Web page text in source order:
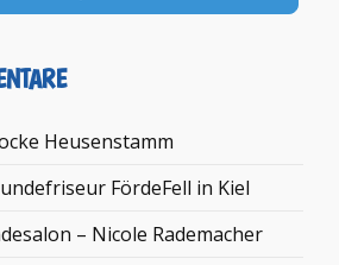
Heusenstamm
FördeFell in Kiel
– Nicole Rademacher